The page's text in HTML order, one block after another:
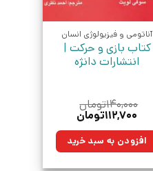
آناتومی و فیزیولوژی انسان
کتاب بازی و حرکت |
انتشارات دانژه
۱۴۰,۰۰۰تومان
قیمت
۱۴۰,۰۰۰تومان
بود.
۱۱۲,۷۰۰تومانقیمت
۱۱۲,۷۰۰تومان.افزودن به سبد خرید